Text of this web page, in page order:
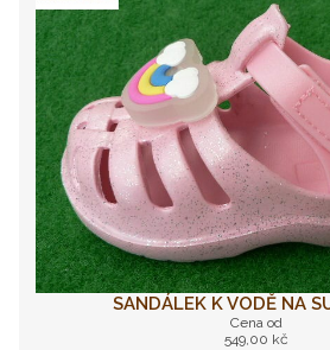
SANDÁLEK K VODĚ NA
Cena od
549,00 kč